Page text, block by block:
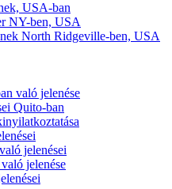
USA-ban
NY-ben, USA
North Ridgeville-ben, USA
való jelenése
Quito-ban
jelenései
jelenése